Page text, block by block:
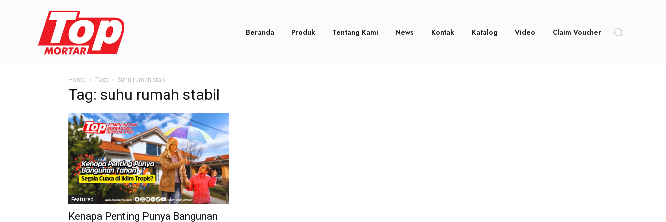
Beranda Produk Tentang Kami News Kontak Katalog Video Claim Voucher
Home Tags Suhu rumah stabil
Tag: suhu rumah stabil
Featured
Kenapa Penting Punya Bangunan